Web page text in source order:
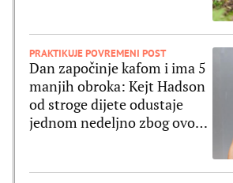
PRAKTIKUJE POVREMENI POST
Dan započinje kafom i ima 5
manjih obroka: Kejt Hadson
od stroge dijete odustaje
jednom nedeljno zbog ovog